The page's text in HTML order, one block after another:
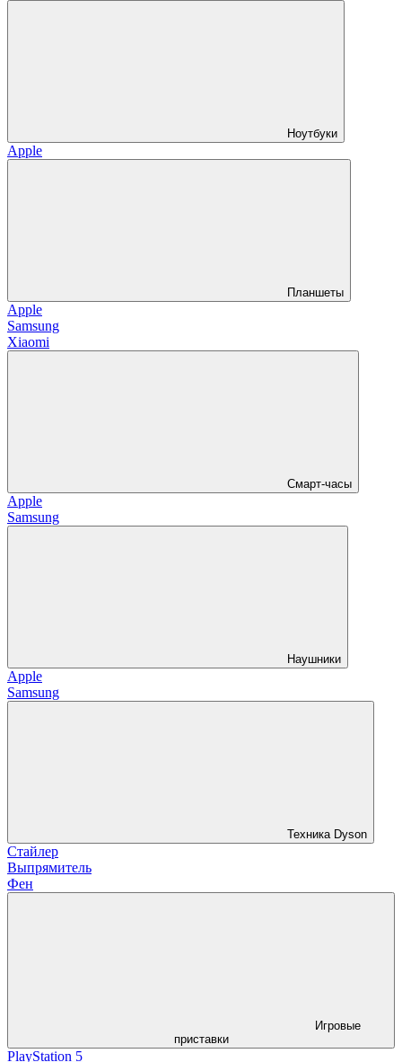
Ноутбуки
Apple
Планшеты
Apple
Samsung
Xiaomi
Смарт-часы
Apple
Samsung
Наушники
Apple
Samsung
Техника Dyson
Стайлер
Выпрямитель
Фен
Игровые
приставки
PlayStation 5